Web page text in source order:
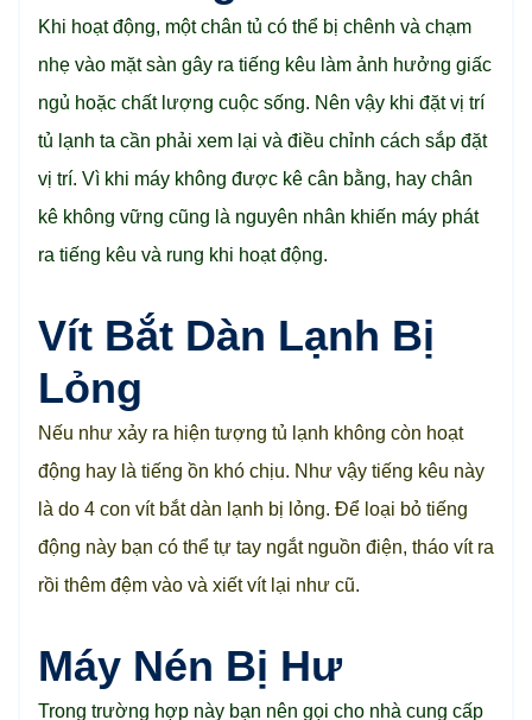
Khi hoạt động, một chân tủ có thể bị chênh và chạm
nhẹ vào mặt sàn gây ra tiếng kêu làm ảnh hưởng giấc
ngủ hoặc chất lượng cuộc sống. Nên vậy khi đặt vị trí
tủ lạnh ta cần phải xem lại và điều chỉnh cách sắp đặt
vị trí. Vì khi máy không được kê cân bằng, hay chân
kê không vững cũng là nguyên nhân khiến máy phát
ra tiếng kêu và rung khi hoạt động.
Vít Bắt Dàn Lạnh Bị
Lỏng
Nếu như xảy ra hiện tượng tủ lạnh không còn hoạt
động hay là tiếng ồn khó chịu. Như vậy tiếng kêu này
là do 4 con vít bắt dàn lạnh bị lỏng. Để loại bỏ tiếng
động này bạn có thể tự tay ngắt nguồn điện, tháo vít ra
rồi thêm đệm vào và xiết vít lại như cũ.
Máy Nén Bị Hư
Trong trường hợp này bạn nên gọi cho nhà cung cấp